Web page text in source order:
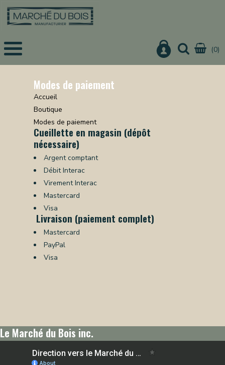
(0)
Modes de paiement
Accueil
Boutique
Modes de paiement
Cueillette en magasin (dépôt
nécessaire)
Argent comptant
Débit Interac
Virement Interac
Mastercard
Visa
Livraison (paiement complet)
Mastercard
PayPal
Visa
Le Marché du Bois inc.